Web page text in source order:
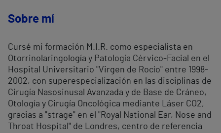
Sobre mí
Cursé mi formación M.I.R. como especialista en
Otorrinolaringología y Patología Cérvico-Facial en el
Hospital Universitario "Virgen de Rocío" entre 1998-
2002, con superespecialización en las disciplinas de
Cirugía Nasosinusal Avanzada y de Base de Cráneo,
Otología y Cirugía Oncológica mediante Láser CO2,
gracias a "strage" en el "Royal National Ear, Nose and
Throat Hospital" de Londres, centro de referencia